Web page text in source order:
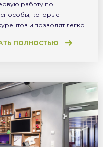
работу по
которые
и позволят легко
профессиональные
ПОЛНОСТЬЮ